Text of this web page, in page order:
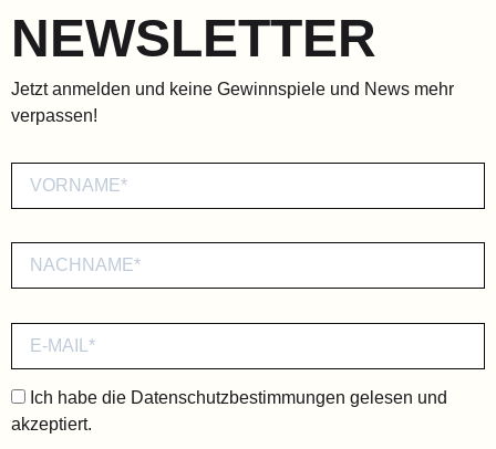
NEWSLETTER
Jetzt anmelden und keine Gewinnspiele und News mehr
verpassen!
Ich habe die Datenschutzbestimmungen gelesen und
akzeptiert.